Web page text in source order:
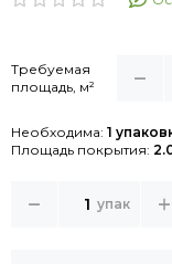
Требуемая
площадь, м²
Необходима: 1
Площадь покрытия:
упак